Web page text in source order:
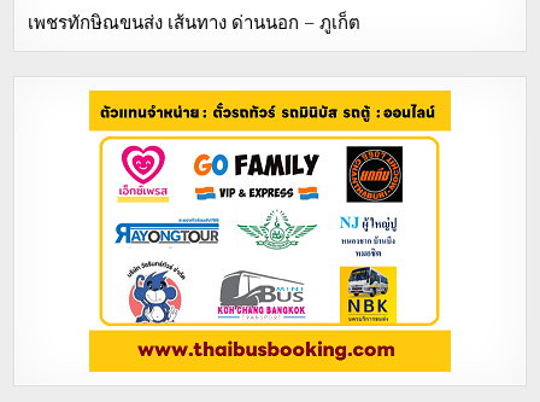
เพชรทักษิณขนส่ง เส้นทาง ด่านนอก – ภูเก็ต